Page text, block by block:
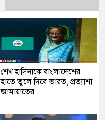
শেখ হাসিনাকে বাংলাদেশের
হাতে তুলে দিবে ভারত, প্রত্যাশা
জামায়াতের